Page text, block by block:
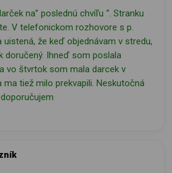
na” poslednú chvíľu “. Stranku
V telefonickom rozhovore s p.
že keď objednávam v stredu,
doručený. Ihneď som poslala
vo štvrtok som mala darcek v
ma tiež milo prekvapili. Neskutočná